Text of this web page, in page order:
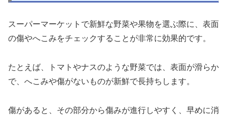
スーパーマーケットで新鮮な野菜や果物を選ぶ際に、表面
の傷やへこみをチェックすることが非常に効果的です。
たとえば、トマトやナスのような野菜では、表面が滑らか
で、へこみや傷がないものが新鮮で長持ちします。
傷があると、その部分から傷みが進行しやすく、早めに消